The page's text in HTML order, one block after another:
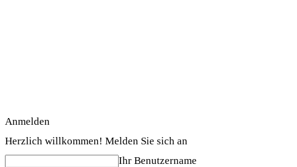
Anmelden
Herzlich willkommen! Melden Sie sich an
Ihr Benutzername